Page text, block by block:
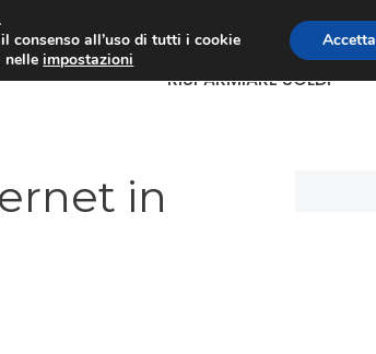
RISPARMIARE SOLDI
in
consenso all’uso di tutti i cookie
nelleimpostazioni
Accetta